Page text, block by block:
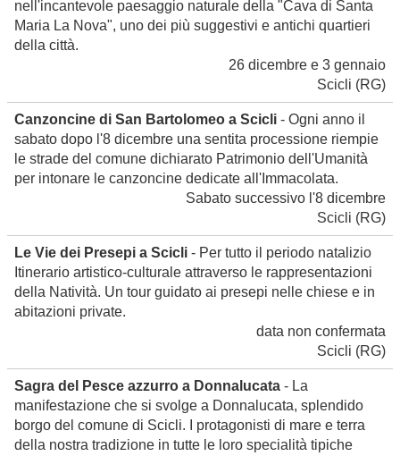
nell'incantevole paesaggio naturale della "Cava di Santa
Maria La Nova", uno dei più suggestivi e antichi quartieri
della città.
26 dicembre e 3 gennaio
Scicli (RG)
Canzoncine di San Bartolomeo a Scicli - Ogni anno il
sabato dopo l'8 dicembre una sentita processione riempie
le strade del comune dichiarato Patrimonio dell'Umanità
per intonare le canzoncine dedicate all'Immacolata.
Sabato successivo l'8 dicembre
Scicli (RG)
Le Vie dei Presepi a Scicli - Per tutto il periodo natalizio
Itinerario artistico-culturale attraverso le rappresentazioni
della Natività. Un tour guidato ai presepi nelle chiese e in
abitazioni private.
data non confermata
Scicli (RG)
Sagra del Pesce azzurro a Donnalucata - La
manifestazione che si svolge a Donnalucata, splendido
borgo del comune di Scicli. I protagonisti di mare e terra
della nostra tradizione in tutte le loro specialità tipiche